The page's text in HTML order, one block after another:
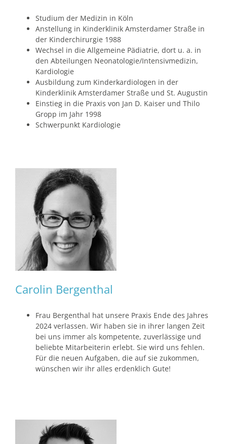
Studium der Medizin in Köln
Anstellung in Kinderklinik Amsterdamer Straße in
der Kinderchirurgie 1988
Wechsel in die Allgemeine Pädiatrie, dort u. a. in
den Abteilungen Neonatologie/Intensivmedizin,
Kardiologie
Ausbildung zum Kinderkardiologen in der
Kinderklinik Amsterdamer Straße und St. Augustin
Einstieg in die Praxis von Jan D. Kaiser und Thilo
Gropp im Jahr 1998
Schwerpunkt Kardiologie
Carolin Bergenthal
Frau Bergenthal hat unsere Praxis Ende des Jahres
2024 verlassen. Wir haben sie in ihrer langen Zeit
bei uns immer als kompetente, zuverlässige und
beliebte Mitarbeiterin erlebt. Sie wird uns fehlen.
Für die neuen Aufgaben, die auf sie zukommen,
wünschen wir ihr alles erdenklich Gute!